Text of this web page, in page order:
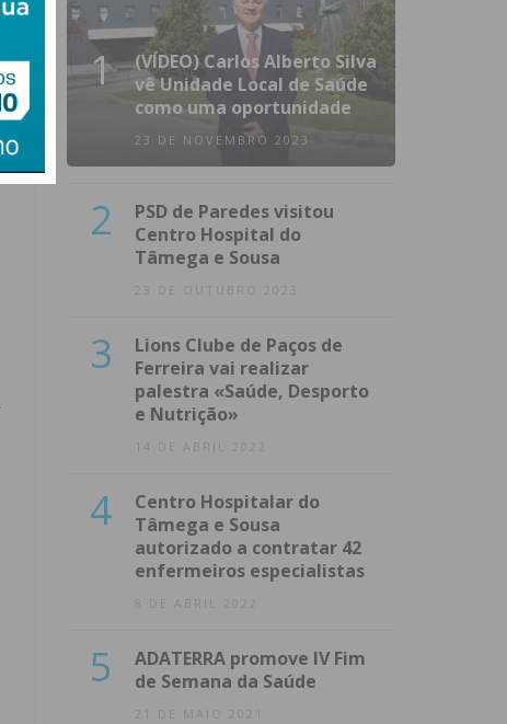
1
(VÍDEO) Carlos Alberto Silva
vê Unidade Local de Saúde
como uma oportunidade
23 DE NOVEMBRO 2023
2
PSD de Paredes visitou
Centro Hospital do
Tâmega e Sousa
23 DE OUTUBRO 2023
3
Lions Clube de Paços de
Ferreira vai realizar
palestra «Saúde, Desporto
e Nutrição»
14 DE ABRIL 2022
4
Centro Hospitalar do
Tâmega e Sousa
autorizado a contratar 42
enfermeiros especialistas
8 DE ABRIL 2022
5
ADATERRA promove IV Fim
de Semana da Saúde
21 DE MAIO 2021